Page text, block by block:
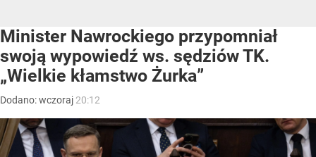
Minister Nawrockiego przypomniał
swoją wypowiedź ws. sędziów TK.
„Wielkie kłamstwo Żurka”
Dodano:wczoraj 20:12